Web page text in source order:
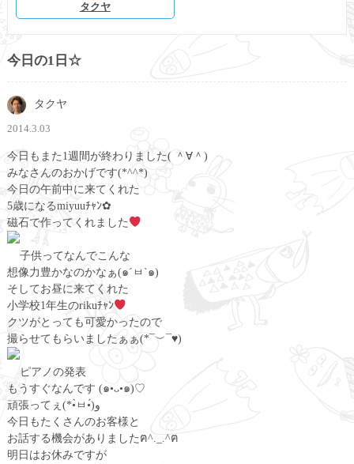
タクヤ
今日の1日☆
タクヤ
2014.3.03
今日もまた1週間が終わりました( ＾∀＾)
みなさんのおかげです(*^^*)
今日の午前中に来てくれた
5歳になるmiyuuﾁｬﾝ✿
磁石で作ってくれました
子供ってなんでこんな
想像力豊かなのかなぁ(๑´ㅂ`๑)
そしてお昼に来てくれた
小学校1年生のrikuﾁｬﾝ
クツがとっても可愛かったので
撮らせてもらいましたぁぁ(*¯︶¯♥)
ピアノの発表
もうすぐなんです (๑•ᴗ•๑)♡
頑張ってぇ(*•̀ㅂ•́)و
今日もたくさんのお客様と
お話する機会がありましたฅ^._.^ฅ
明日はお休みですが